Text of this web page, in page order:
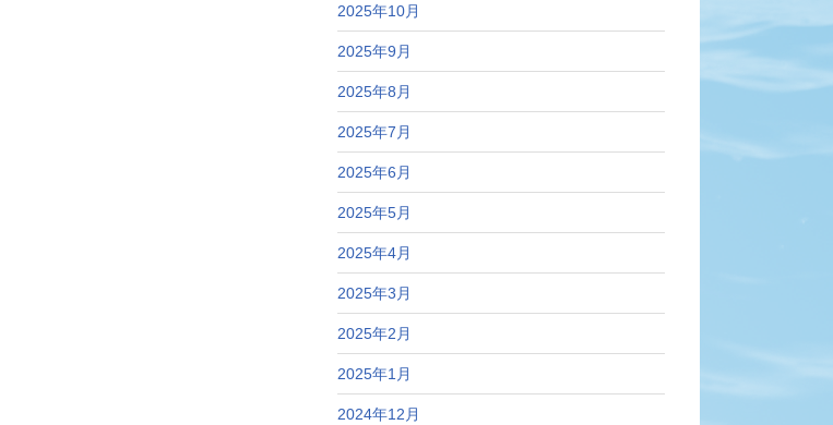
2025年10月
2025年9月
2025年8月
2025年7月
2025年6月
2025年5月
2025年4月
2025年3月
2025年2月
2025年1月
2024年12月